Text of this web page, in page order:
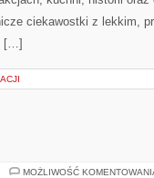
ciekawostki z lekkim,
[…]
MOŻLIWOŚĆ